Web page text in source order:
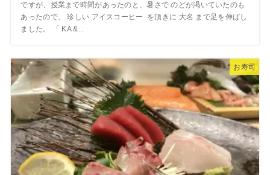
ですが、授業まで時間があったのと、暑さで のどが渇いていたのも
あったので、 珍しい アイスコーヒー を頂きに 大名 まで足を伸ばし
ました。 「 KA &...
お寿司